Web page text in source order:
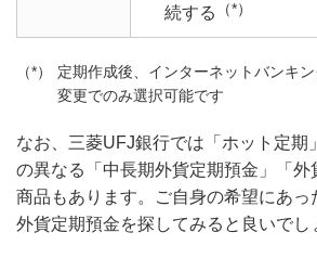
続する
（*）
定期作成後、インターネットバンキ
変更でのみ選択可能です
なお、三菱UFJ銀行では「ホット定期
の異なる「中長期外貨定期預金」「外
商品もあります。ご自身の希望にあっ
外貨定期預金を探してみると良いでし